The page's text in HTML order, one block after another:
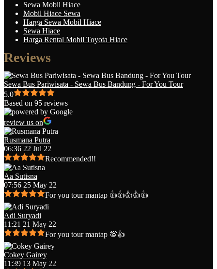
Sewa Mobil Hiace
Mobil Hiace Sewa
Harga Sewa Mobil Hiace
Sewa Hiace
Harga Rental Mobil Toyota Hiace
Reviews
Sewa Bus Pariwisata - Sewa Bus Bandung - For You Tour
5.0
Based on 95 reviews
review us on
Rusmana Putra
06:36 22 Jul 22
Recommended!!
Aa Sutisna
07:56 25 May 22
For you tour mantap 👍👍👍👍👍
Adi Suryadi
11:21 21 May 22
For you tour mantap 💯👍
Cokey Gairey
11:39 13 May 22